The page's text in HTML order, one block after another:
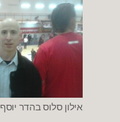
אילון סלוס בהדר יוסף